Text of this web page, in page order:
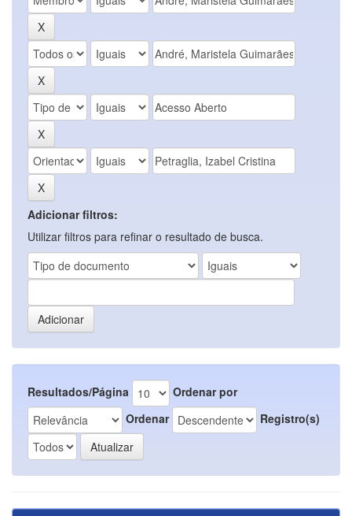
Adicionar filtros:
Utilizar filtros para refinar o resultado de busca.
Resultados/Página
Ordenar por
Ordenar
Registro(s)